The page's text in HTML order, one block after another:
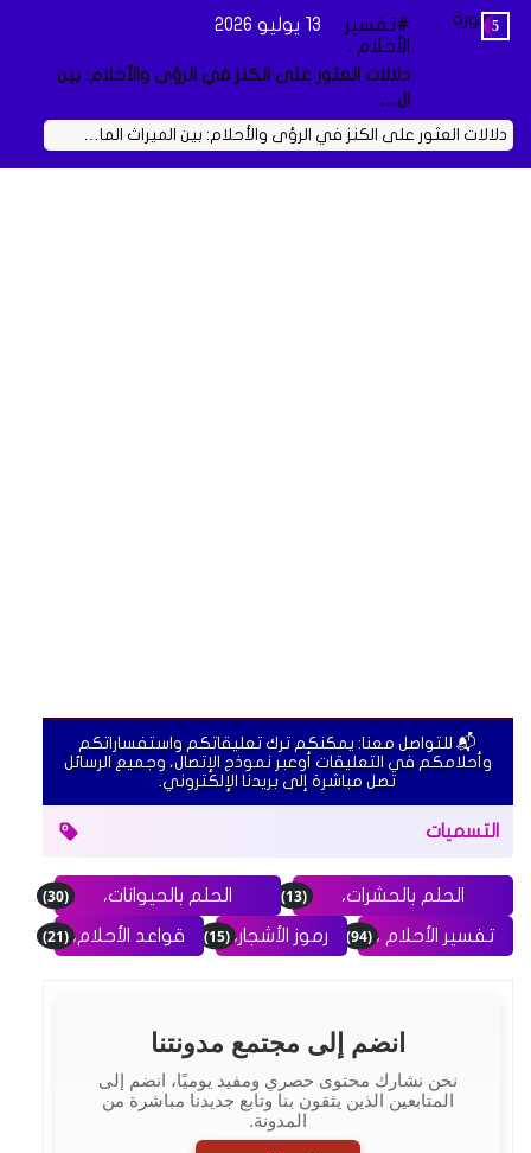
تفسير
الأحلام ،
13 يوليو 2026
دلالات العثور على الكنز في الرؤى والأحلام: بين
ال…
دلالات العثور على الكنز في الرؤى والأحلام: بين الميراث الما…
📬 للتواصل معنا: يمكنكم ترك تعليقاتكم واستفساراتكم
وأحلامكم في التعليقات أوعبر نموذج الإتصال، وجميع الرسائل
تصل مباشرة إلى بريدنا الإلكتروني.
التسميات
الحلم بالحشرات، (13) الحلم بالحيوانات، (30)
تفسير الأحلام ، (94) رموز الأشجار، (15) قواعد الأحلام، (21)
انضم إلى مجتمع مدونتنا
نحن نشارك محتوى حصري ومفيد يوميًا، انضم إلى
المتابعين الذين يثقون بنا وتابع جديدنا مباشرة من
المدونة.